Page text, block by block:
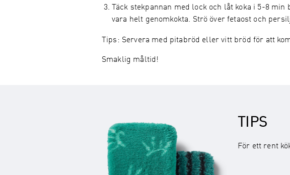
Täck stekpannan med lock och låt koka i 5-8
vara helt genomkokta. Strö över fetaost och
Tips: Servera med pitabröd eller vitt bröd för att
Smaklig måltid!
TIPS
För ett rent